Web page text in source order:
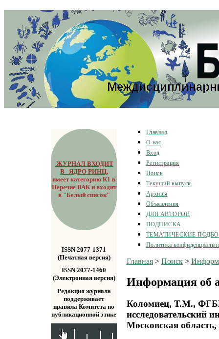
ЖУРНАЛ ВХОДИТ
В ЯДРО РИНЦ,
имеет категорию К1 в
Перечне ВАК и входит
в "Белый список"
ISSN 2077-1371
(Печатная версия)
ISSN 2077-1460
(Электронная версия)
Редакция журнала
поддерживает
правила Комитета по
публикационной этике
Главная
О нас
Вход
Регистрация
Поиск
Текущий выпуск
Архивы
Объявления
ДЛЯ АВТОРОВ
ПОДПИСКА
ТЕМАТИЧЕСКИЕ
Политика
Главная> Поиск>
Информация об
Коломиец, Т.М.,
исследовательский
Московская область,